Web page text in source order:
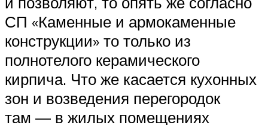
СП «Каменные и армокаменные
конструкции» то только из
полнотелого керамического
кирпича. Что же касается кухонных
зон и возведения перегородок
там — в жилых помещениях